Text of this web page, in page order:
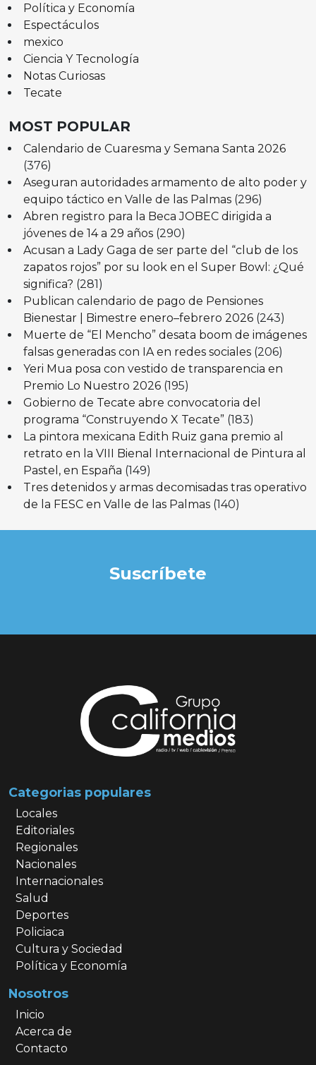
Política y Economía
Espectáculos
mexico
Ciencia Y Tecnología
Notas Curiosas
Tecate
MOST POPULAR
Calendario de Cuaresma y Semana Santa 2026
(376)
Aseguran autoridades armamento de alto poder y
equipo táctico en Valle de las Palmas (296)
Abren registro para la Beca JOBEC dirigida a
jóvenes de 14 a 29 años (290)
Acusan a Lady Gaga de ser parte del “club de los
zapatos rojos” por su look en el Super Bowl: ¿Qué
significa? (281)
Publican calendario de pago de Pensiones
Bienestar | Bimestre enero–febrero 2026 (243)
Muerte de “El Mencho” desata boom de imágenes
falsas generadas con IA en redes sociales (206)
Yeri Mua posa con vestido de transparencia en
Premio Lo Nuestro 2026 (195)
Gobierno de Tecate abre convocatoria del
programa “Construyendo X Tecate” (183)
La pintora mexicana Edith Ruiz gana premio al
retrato en la VIII Bienal Internacional de Pintura al
Pastel, en España (149)
Tres detenidos y armas decomisadas tras operativo
de la FESC en Valle de las Palmas (140)
Suscríbete
Categorias populares
Locales
Editoriales
Regionales
Nacionales
Internacionales
Salud
Deportes
Policiaca
Cultura y Sociedad
Política y Economía
Nosotros
Inicio
Acerca de
Contacto